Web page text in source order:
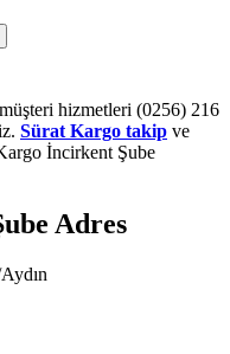
hizmetleri (0256) 216
Sürat Kargo takip ve
İncirkent Şube
Adres